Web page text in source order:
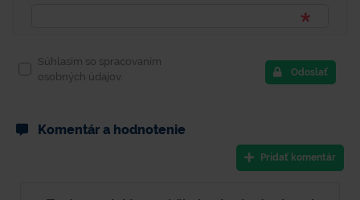
Súhlasím so spracovaním
osobných údajov.
Odoslať
Komentár a hodnotenie
Pridať komentár